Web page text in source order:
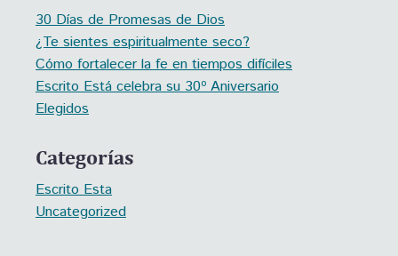
30 Días de Promesas de Dios
¿Te sientes espiritualmente seco?
Cómo fortalecer la fe en tiempos difíciles
Escrito Está celebra su 30º Aniversario
Elegidos
Categorías
Escrito Esta
Uncategorized